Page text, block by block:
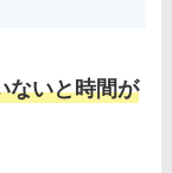
ないと時間が